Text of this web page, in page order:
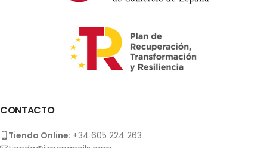
CONTACTO
Tienda Online: +34 605 224 263